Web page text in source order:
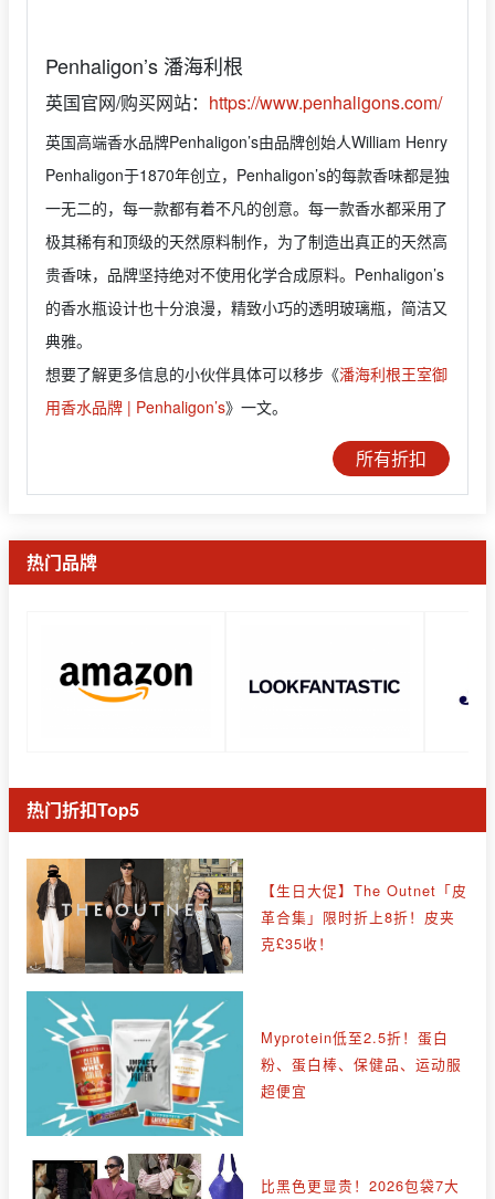
Penhaligon’s 潘海利根
英国官网/购买网站： https://www.penhaligons.com/
英国高端香水品牌Penhaligon’s由品牌创始人William Henry
Penhaligon于1870年创立，Penhaligon’s的每款香味都是独
一无二的，每一款都有着不凡的创意。每一款香水都采用了
极其稀有和顶级的天然原料制作，为了制造出真正的天然高
贵香味，品牌坚持绝对不使用化学合成原料。Penhaligon’s
的香水瓶设计也十分浪漫，精致小巧的透明玻璃瓶，简洁又
典雅。
想要了解更多信息的小伙伴具体可以移步《潘海利根王室御
用香水品牌 | Penhaligon’s》一文。
所有折扣
热门品牌
热门折扣Top5
【生日大促】The Outnet「皮
革合集」限时折上8折！皮夹
克£35收！
Myprotein低至2.5折！蛋白
粉、蛋白棒、保健品、运动服
超便宜
比黑色更显贵！2026包袋7大